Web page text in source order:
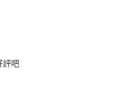
評吧